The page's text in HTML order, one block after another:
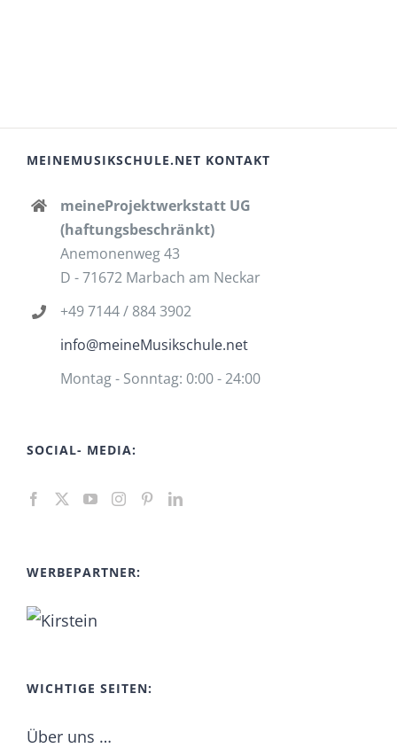
MEINEMUSIKSCHULE.NET KONTAKT
meineProjektwerkstatt UG
(haftungsbeschränkt)
Anemonenweg 43
D - 71672 Marbach am Neckar
+49 7144 / 884 3902
info@meineMusikschule.net
Montag - Sonntag: 0:00 - 24:00
SOCIAL- MEDIA:
WERBEPARTNER:
WICHTIGE SEITEN:
Über uns …